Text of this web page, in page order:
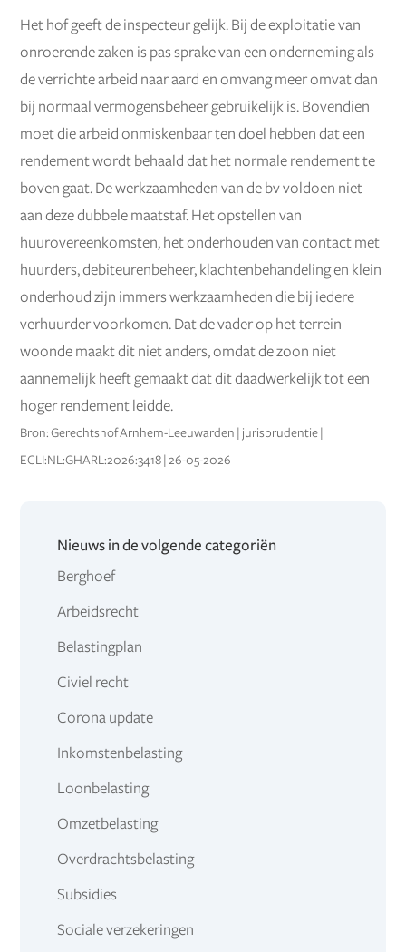
Het hof geeft de inspecteur gelijk. Bij de exploitatie van
onroerende zaken is pas sprake van een onderneming als
de verrichte arbeid naar aard en omvang meer omvat dan
bij normaal vermogensbeheer gebruikelijk is. Bovendien
moet die arbeid onmiskenbaar ten doel hebben dat een
rendement wordt behaald dat het normale rendement te
boven gaat. De werkzaamheden van de bv voldoen niet
aan deze dubbele maatstaf. Het opstellen van
huurovereenkomsten, het onderhouden van contact met
huurders, debiteurenbeheer, klachtenbehandeling en klein
onderhoud zijn immers werkzaamheden die bij iedere
verhuurder voorkomen. Dat de vader op het terrein
woonde maakt dit niet anders, omdat de zoon niet
aannemelijk heeft gemaakt dat dit daadwerkelijk tot een
hoger rendement leidde.
Bron: Gerechtshof Arnhem-Leeuwarden | jurisprudentie |
ECLI:NL:GHARL:2026:3418 | 26-05-2026
Nieuws in de volgende categoriën
Berghoef
Arbeidsrecht
Belastingplan
Civiel recht
Corona update
Inkomstenbelasting
Loonbelasting
Omzetbelasting
Overdrachtsbelasting
Subsidies
Sociale verzekeringen